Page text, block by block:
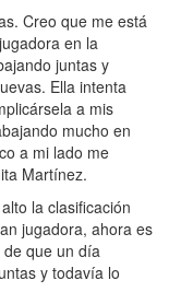
Creo que me está
en la
juntas y
Ella intenta
a mis
mucho en
a mi lado me
Martínez.
la clasificación
jugadora, ahora es
que un día
y todavía lo